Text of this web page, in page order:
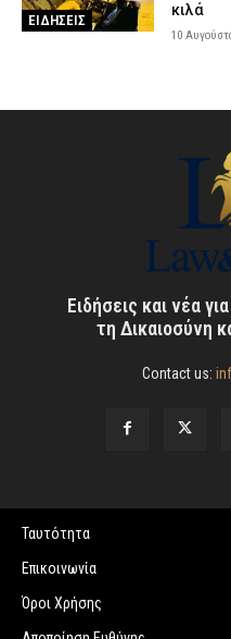
ΕΙΔΗΣΕΙΣ
κιλά
10
Ειδήσεις και νέα
τη Δικαιοσύνη
Contact us:
Ταυτότητα
Επικοινωνία
Όροι Χρήσης